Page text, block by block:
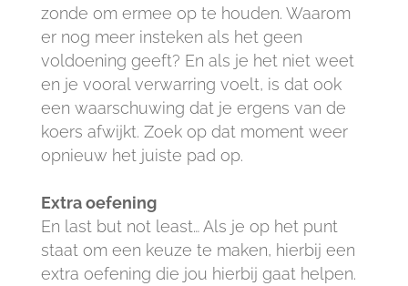
zonde om ermee op te houden. Waarom
er nog meer insteken als het geen
voldoening geeft? En als je het niet weet
en je vooral verwarring voelt, is dat ook
een waarschuwing dat je ergens van de
koers afwijkt. Zoek op dat moment weer
opnieuw het juiste pad op.
Extra oefening
En last but not least… Als je op het punt
staat om een keuze te maken, hierbij een
extra oefening die jou hierbij gaat helpen.